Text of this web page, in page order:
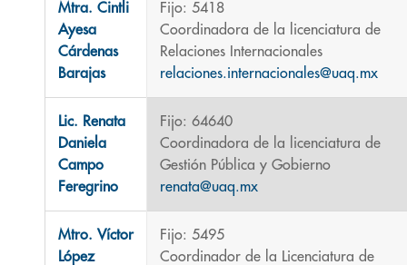
Mtra. Cintli
Ayesa
Cárdenas
Barajas
Fijo: 5418
Coordinadora de la licenciatura de
Relaciones Internacionales
relaciones.internacionales@uaq.mx
Lic. Renata
Daniela
Campo
Feregrino
Fijo: 64640
Coordinadora de la licenciatura de
Gestión Pública y Gobierno
renata@uaq.mx
Mtro. Víctor
López
Fijo: 5495
Coordinador de la Licenciatura de